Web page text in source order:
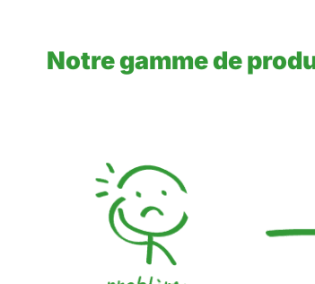
Notre gamme de